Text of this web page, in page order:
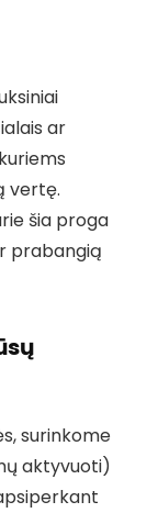
ar
vertę.
šia proga
prabangią
surinkome
aktyvuoti)